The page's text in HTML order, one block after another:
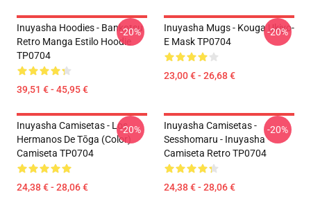
Inuyasha Hoodies - Bankotsu
Retro Manga Estilo Hoodie
TP0704
39,51 € - 45,95 €
-20%
Inuyasha Mugs - Kouga Ukiyo-
E Mask TP0704
23,00 € - 26,68 €
-20%
Inuyasha Camisetas - Los
Hermanos De Tōga (color)
Camiseta TP0704
24,38 € - 28,06 €
-20%
Inuyasha Camisetas -
Sesshomaru - Inuyasha
Camiseta Retro TP0704
24,38 € - 28,06 €
-20%